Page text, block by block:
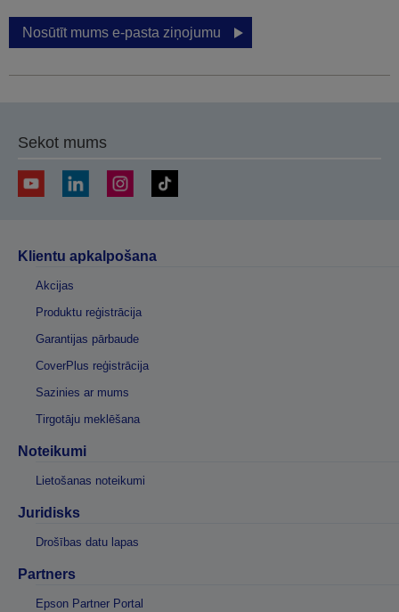
Nosūtīt mums e-pasta ziņojumu
Sekot mums
Klientu apkalpošana
Akcijas
Produktu reģistrācija
Garantijas pārbaude
CoverPlus reģistrācija
Sazinies ar mums
Tirgotāju meklēšana
Noteikumi
Lietošanas noteikumi
Juridisks
Drošības datu lapas
Partners
Epson Partner Portal